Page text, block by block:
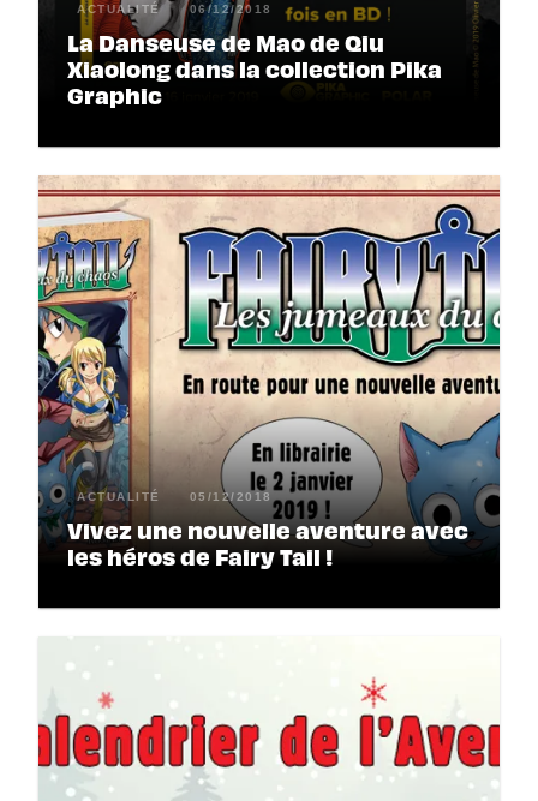
ACTUALITÉ 06/12/2018
La Danseuse de Mao de Qiu
Xiaolong dans la collection Pika
Graphic
ACTUALITÉ 05/12/2018
Vivez une nouvelle aventure avec
les héros de Fairy Tail !